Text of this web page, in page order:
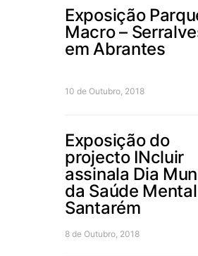
Exposição
Macro –
em Abrantes
10 de Outubro, 2018
Exposição do
projecto INcluir
assinala Dia
da Saúde
Santarém
8 de Outubro, 2018